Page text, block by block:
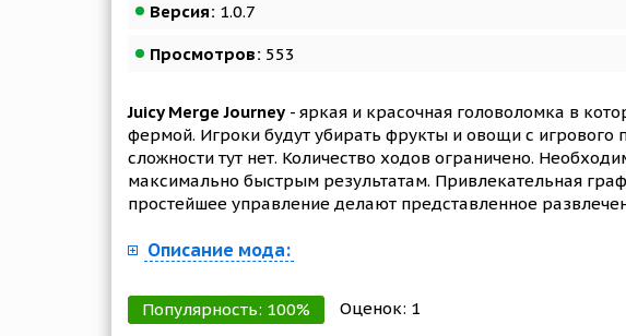
Версия: 1.0.7
Просмотров: 553
Juicy Merge Journey - яркая и красочная головоломка в
фермой. Игроки будут убирать фрукты и овощи с игрового
сложности тут нет. Количество ходов ограничено.
максимально быстрым результатам. Привлекательная
простейшее управление делают представленное
Описание мода:
Популярность: 100% Оценок: 1